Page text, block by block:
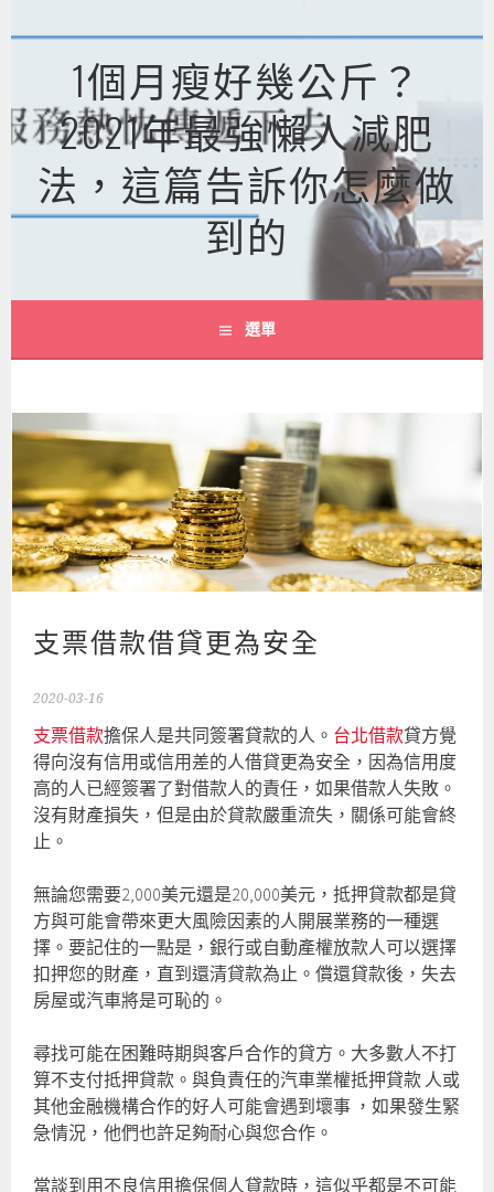
至
內
容
1個月瘦好幾公斤？
2021年最強懶人減肥
法，這篇告訴你怎麼做
到的
選單
支票借款借貸更為安全
2020-03-16
支票借款擔保人是共同簽署貸款的人。 台北借款貸方覺
得向沒有信用或信用差的人借貸更為安全，因為信用度
高的人已經簽署了對借款人的責任，如果借款人失敗。
沒有財產損失，但是由於貸款嚴重流失，關係可能會終
止。
無論您需要2,000美元還是20,000美元，抵押貸款都是貸
方與可能會帶來更大風險因素的人開展業務的一種選
擇。要記住的一點是，銀行或自動產權放款人可以選擇
扣押您的財產，直到還清貸款為止。償還貸款後，失去
房屋或汽車將是可恥的。
尋找可能在困難時期與客戶合作的貸方。大多數人不打
算不支付抵押貸款。與負責任的汽車業權抵押貸款 人或
其他金融機構合作的好人可能會遇到壞事 ，如果發生緊
急情況，他們也許足夠耐心與您合作。
當談到用不良信用擔保個人貸款時，這似乎都是不可能